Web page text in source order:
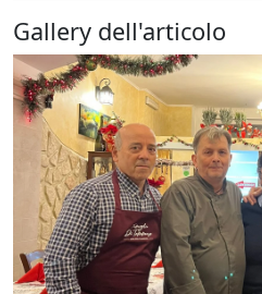
Gallery dell'articolo